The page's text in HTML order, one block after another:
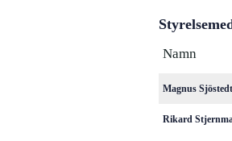
Namn
Magnus Sjöstedt
Rikard